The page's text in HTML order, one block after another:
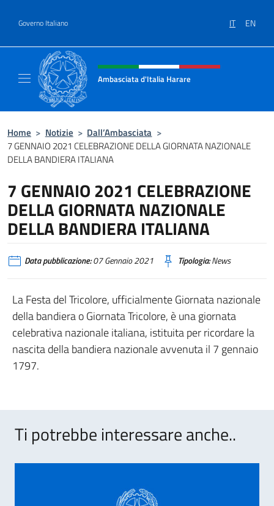
Governo Italiano IT EN
Intestazione sito, social e menù
Ambasciata d'Italia Harare
Home > Notizie > Dall’Ambasciata >
7 GENNAIO 2021 CELEBRAZIONE DELLA GIORNATA NAZIONALE
DELLA BANDIERA ITALIANA
7 GENNAIO 2021 CELEBRAZIONE
DELLA GIORNATA NAZIONALE
DELLA BANDIERA ITALIANA
Data pubblicazione:07 Gennaio 2021 Tipologia:News
La Festa del Tricolore, ufficialmente Giornata nazionale
della bandiera o Giornata Tricolore, è una giornata
celebrativa nazionale italiana, istituita per ricordare la
nascita della bandiera nazionale avvenuta il 7 gennaio
1797.
Ti potrebbe interessare anche..